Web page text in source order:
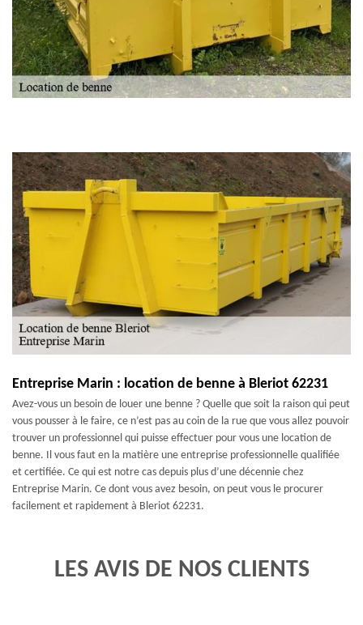
Entreprise Marin : location de benne à Bleriot 62231
Avez-vous un besoin de louer une benne ? Quelle que soit la raison qui peut
vous pousser à le faire, ce n’est pas au coin de la rue que vous allez pouvoir
trouver un professionnel qui puisse effectuer pour vous une location de
benne. Il vous faut en la matière une entreprise professionnelle qualifiée
et certifiée. Ce qui est notre cas depuis plus d’une décennie chez
Entreprise Marin. Ce dont vous avez besoin, on peut vous le procurer
facilement et rapidement à Bleriot 62231.
LES AVIS DE NOS CLIENTS